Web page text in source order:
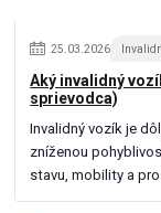
25.03.2026
Aký invalidný
sprievodca)
Invalidný vozík je
zníženou
stavu, mobility a